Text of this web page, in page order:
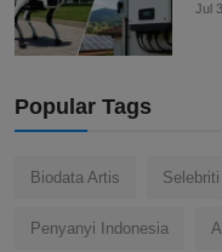
Jul
Popular Tags
Biodata Artis
Penyanyi Indonesia